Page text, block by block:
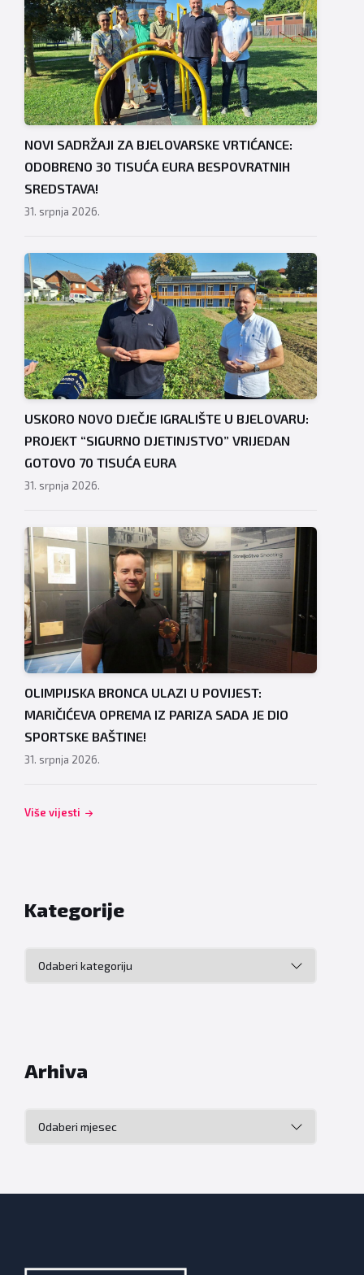
NOVI SADRŽAJI ZA BJELOVARSKE VRTIĆANCE:
ODOBRENO 30 TISUĆA EURA BESPOVRATNIH
SREDSTAVA!
31. srpnja 2026.
USKORO NOVO DJEČJE IGRALIŠTE U BJELOVARU:
PROJEKT “SIGURNO DJETINJSTVO” VRIJEDAN
GOTOVO 70 TISUĆA EURA
31. srpnja 2026.
OLIMPIJSKA BRONCA ULAZI U POVIJEST:
MARIČIĆEVA OPREMA IZ PARIZA SADA JE DIO
SPORTSKE BAŠTINE!
31. srpnja 2026.
Više vijesti
Kategorije
Arhiva